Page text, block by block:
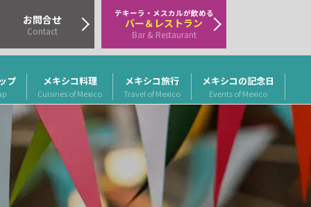
プ メキシコ料理
Cuisines of Mexico
メキシコ旅行
Travel of Mexico
メキシコの記念日
Events of Mexico
お問合せ
Contact
テキーラ・メスカルが飲める
バー＆レストラン
Bar & Restaurant